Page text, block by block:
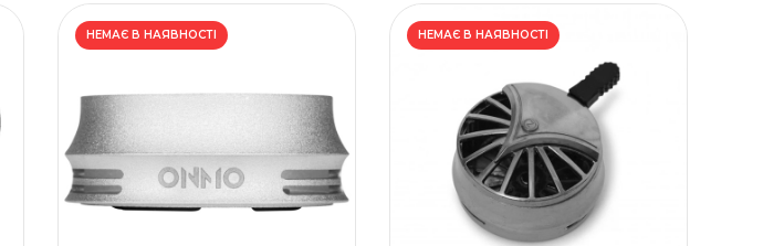
НЕМАЄ В НАЯВНОСТІ НЕМАЄ В НАЯВНОСТІ